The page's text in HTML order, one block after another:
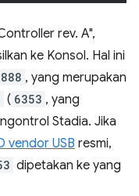
rev. A",
ke Konsol. Hal ini
, yang merupakan
( 6353 , yang
Stadia. Jika
vendor USB resmi,
dipetakan ke yang